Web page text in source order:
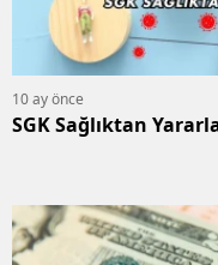
10 ay önce
SGK Sağlıktan